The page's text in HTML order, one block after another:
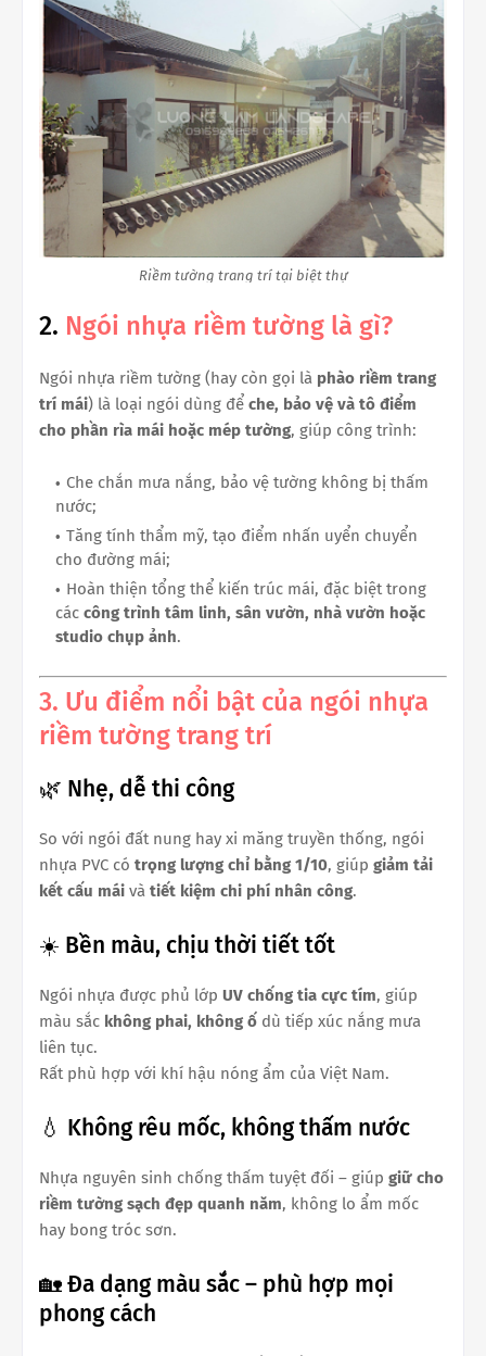
Riềm tường trang trí tại biệt thự
2. Ngói nhựa riềm tường là gì?
Ngói nhựa riềm tường (hay còn gọi là phào riềm trang
trí mái) là loại ngói dùng để che, bảo vệ và tô điểm
cho phần rìa mái hoặc mép tường, giúp công trình:
Che chắn mưa nắng, bảo vệ tường không bị thấm
nước;
Tăng tính thẩm mỹ, tạo điểm nhấn uyển chuyển
cho đường mái;
Hoàn thiện tổng thể kiến trúc mái, đặc biệt trong
các công trình tâm linh, sân vườn, nhà vườn hoặc
studio chụp ảnh.
3. Ưu điểm nổi bật của ngói nhựa
riềm tường trang trí
🌿 Nhẹ, dễ thi công
So với ngói đất nung hay xi măng truyền thống, ngói
nhựa PVC có trọng lượng chỉ bằng 1/10, giúp giảm tải
kết cấu mái và tiết kiệm chi phí nhân công.
☀️ Bền màu, chịu thời tiết tốt
Ngói nhựa được phủ lớp UV chống tia cực tím, giúp
màu sắc không phai, không ố dù tiếp xúc nắng mưa
liên tục.
Rất phù hợp với khí hậu nóng ẩm của Việt Nam.
💧 Không rêu mốc, không thấm nước
Nhựa nguyên sinh chống thấm tuyệt đối – giúp giữ cho
riềm tường sạch đẹp quanh năm, không lo ẩm mốc
hay bong tróc sơn.
🏡 Đa dạng màu sắc – phù hợp mọi
phong cách